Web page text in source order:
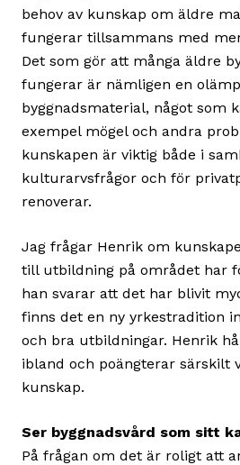
behov av kunskap om äldre
fungerar tillsammans med
Det som gör att många äldre
fungerar är nämligen en
byggnadsmaterial, något som
exempel mögel och andra
kunskapen är viktig både i
kulturarvsfrågor och för
renoverar.
Jag frågar Henrik om
till utbildning på området har
han svarar att det har blivit
finns det en ny yrkestradition
och bra utbildningar. Henrik
ibland och poängterar särskilt
kunskap.
Ser byggnadsvård som sitt
På frågan om det är roligt att